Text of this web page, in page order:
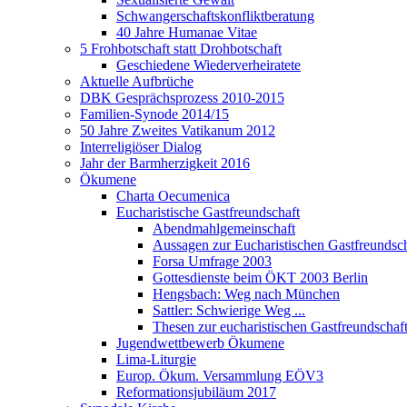
Schwangerschaftskonfliktberatung
40 Jahre Humanae Vitae
5 Frohbotschaft statt Drohbotschaft
Geschiedene Wiederverheiratete
Aktuelle Aufbrüche
DBK Gesprächsprozess 2010-2015
Familien-Synode 2014/15
50 Jahre Zweites Vatikanum 2012
Interreligiöser Dialog
Jahr der Barmherzigkeit 2016
Ökumene
Charta Oecumenica
Eucharistische Gastfreundschaft
Abendmahlgemeinschaft
Aussagen zur Eucharistischen
Forsa Umfrage 2003
Gottesdienste beim ÖKT 2003 Berlin
Hengsbach: Weg nach München
Sattler: Schwierige Weg ...
Thesen zur eucharistischen Gastfreundschaft
Jugendwettbewerb Ökumene
Lima-Liturgie
Europ. Ökum. Versammlung EÖV3
Reformationsjubiläum 2017